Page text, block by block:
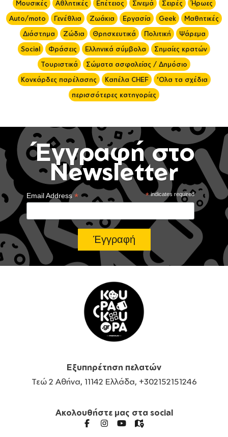
Μουσικές
Αθλητικές Επέτειος Σινεμά Σειρές
Ήρωες
Auto/moto
Γενέθλια Ζωάκια Εργασία Geek
Μαθητικές
Διάστημα
Ζώδια Θρησκευτικά Πολιτική
Ψάρεμα
Social
Φράσεις Ελληνικά σύμβολα
Σημαίες κρατών
Τουριστικά
Σώματα ασφαλείας / Δημόσιο
Κονκάρδες παρέλασης
Καπέλα CHEF
'Ολα τα σχέδια
περισσότερες κατηγορίες
Έγγραφή στο
Newsletter
*indicates required
Email Address*
Εξυπηρέτηση πελατών
Τεώ 2 Αθήνα, 11142 Ελλάδα, +302152151246
Ακολουθήστε μας στα social